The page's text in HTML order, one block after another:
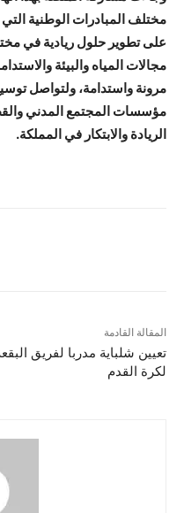
مختلف المبادرات الوطنية
على تطوير حلول ريادية في
مجالات المياه والبيئة
مرونة واستدامة، ولتواصل
مؤسسات المجتمع المدني
الريادة والابتكار في المملكة.
المقالة القادمة
تعيين شلباية مدربا لفريق
لكرة القدم